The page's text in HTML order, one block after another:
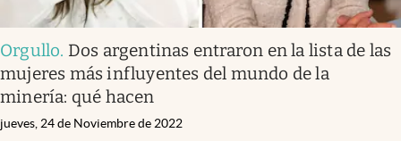
Orgullo. Dos argentinas entraron en la lista de las
mujeres más influyentes del mundo de la
minería: qué hacen
jueves, 24 de Noviembre de 2022